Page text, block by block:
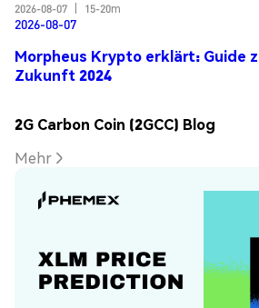
2026-08-07
15-20m
2026-08-07
Morpheus Krypto erklärt: Guide
Zukunft 2024
2G Carbon Coin (2GCC) Blog
Mehr